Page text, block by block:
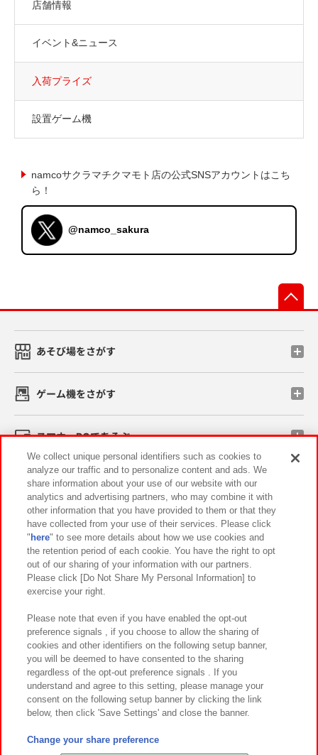
店舗情報
イベント&ニュース
入荷プライズ
設置ゲーム機
namcoサクラマチクマモト店の公式SNSアカウントはこち
ら！
@namco_sakura
あそび場をさがす
ゲーム機をさがす
スマホ・PCであそぶ
イベント・キャンペーン
関連会社 サステナビリティ サイトポリシー
プライバシーポリシー ウェブアクセシビリティ方針と検証結果
お取引先さまとともに
カスタマーハラスメント対応方針 よくあるご質問・お問い合わせ
©Bandai Namco Amusement Inc.
©Bandai Namco Amusement Lab Inc.
We collect unique personal identifiers such as cookies to
analyze our traffic and to personalize content and ads. We
share information about your use of our website with our
analytics and advertising partners, who may combine it with
other information that you have provided to them or that they
have collected from your use of their services. Please click
" here" to see more details about how we use cookies and
the retention period of each cookie. You have the right to opt
out of our sharing of your information with our partners.
Please click [Do Not Share My Personal Information] to
exercise your right.
Please note that even if you have enabled the opt-out
preference signals , if you choose to allow the sharing of
cookies and other identifiers on the following setup banner,
you will be deemed to have consented to the sharing
regardless of the opt-out preference signals . If you
understand and agree to this setting, please manage your
consent on the following setup banner by clicking the link
below, then click 'Save Settings' and close the banner.
Change your share preference